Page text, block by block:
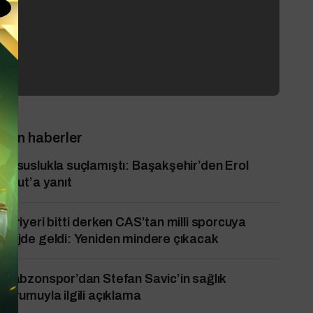
Son haberler
Casuslukla suçlamıştı: Başakşehir’den Erol
Bulut’a yanıt
Kariyeri bitti derken CAS’tan milli sporcuya
müjde geldi: Yeniden mindere çıkacak
Trabzonspor’dan Stefan Savic’in sağlık
durumuyla ilgili açıklama